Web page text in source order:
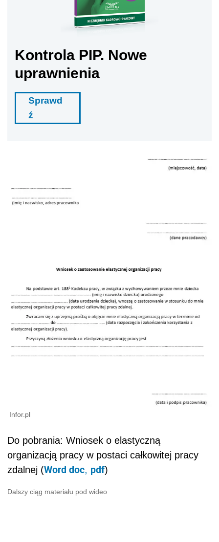
Kontrola PIP. Nowe
uprawnienia
Sprawd
ź
Infor.pl
Do pobrania: Wniosek o elastyczną
organizacją pracy w postaci całkowitej pracy
zdalnej (Word doc, pdf)
Dalszy ciąg materiału pod wideo